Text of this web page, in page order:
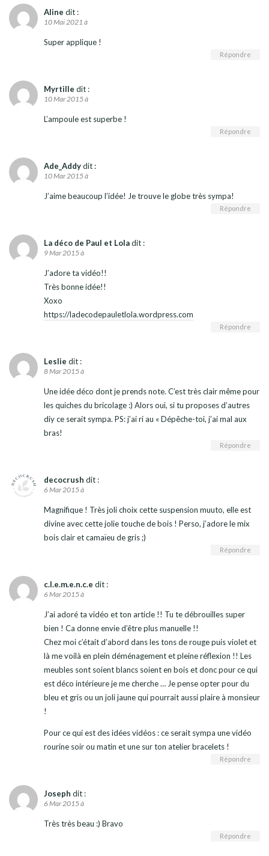
Aline dit :
10 Mai 2021 à
Super applique !
Répondre
Myrtille dit :
10 Mar 2015 à
L’ampoule est superbe !
Répondre
Ade_Addydit :
10 Mar 2015 à
J’aime beaucoup l’idée! Je trouve le globe très sympa!
Répondre
La déco de Paul et Loladit :
9 Mar 2015 à
J’adore ta vidéo!!
Très bonne idée!!
Xoxo
https://ladecodepauletlola.wordpress.com
Répondre
Leslie dit :
8 Mar 2015 à
Une idée déco dont je prends note. C’est très clair même pour
les quiches du bricolage :) Alors oui, si tu proposes d’autres
diy ce serait sympa. PS: j’ai ri au « Dépêche-toi, j’ai mal aux
bras!
Répondre
decocrush dit :
6 Mar 2015 à
Magnifique ! Très joli choix cette suspension muuto, elle est
divine avec cette jolie touche de bois ! Perso, j’adore le mix
bois clair et camaïeu de gris ;)
Répondre
c.l.e.m.e.n.c.e dit :
6 Mar 2015 à
J’ai adoré ta vidéo et ton article !! Tu te débrouilles super
bien ! Ca donne envie d’être plus manuelle !!
Chez moi c’était d’abord dans les tons de rouge puis violet et
là me voilà en plein déménagement et pleine réflexion !! Les
meubles sont soient blancs soient en bois et donc pour ce qui
est déco intérieure je me cherche … Je pense opter pour du
bleu et gris ou un joli jaune qui pourrait aussi plaire à monsieur
!
Pour ce qui est des idées vidéos : ce serait sympa une vidéo
rourine soir ou matin et une sur ton atelier bracelets !
Répondre
Joseph dit :
6 Mar 2015 à
Très très beau :) Bravo
Répondre